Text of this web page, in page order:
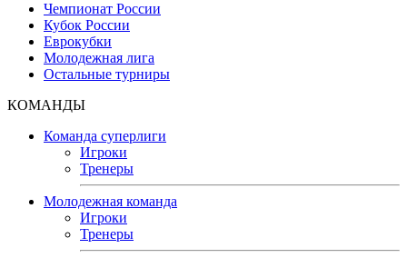
Чемпионат России
Кубок России
Еврокубки
Молодежная лига
Остальные турниры
КОМАНДЫ
Команда суперлиги
Игроки
Тренеры
Молодежная команда
Игроки
Тренеры